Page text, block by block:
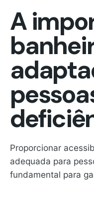
A
Proporcionar
adequada para
fundamental para